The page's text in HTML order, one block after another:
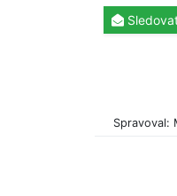
Spravoval: